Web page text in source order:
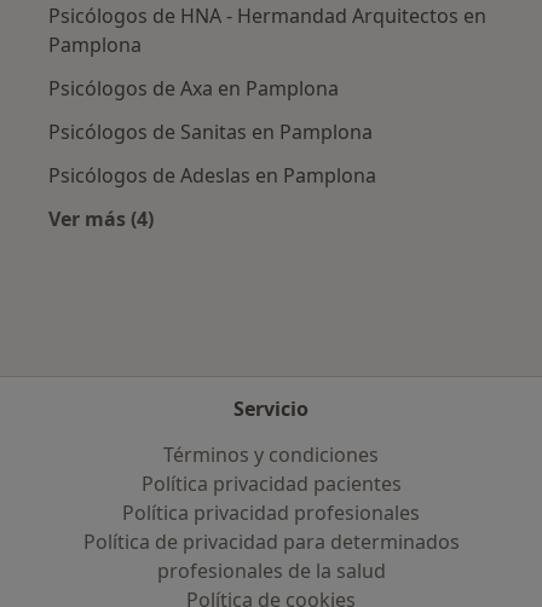
Psicólogos de HNA - Hermandad Arquitectos en
Pamplona
Psicólogos de Axa en Pamplona
Psicólogos de Sanitas en Pamplona
Psicólogos de Adeslas en Pamplona
Ver más (4)
Servicio
Términos y condiciones
Política privacidad pacientes
Política privacidad profesionales
Política de privacidad para determinados
profesionales de la salud
Política de cookies